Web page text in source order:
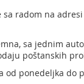
sa radom na
sa jednim
poštanskih
ponedeljka do